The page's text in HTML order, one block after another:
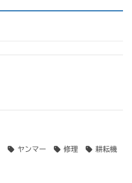
ヤンマー 修理 耕耘機